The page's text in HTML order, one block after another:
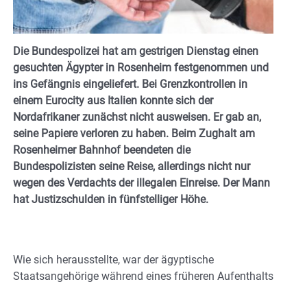
Die Bundespolizei hat am gestrigen Dienstag einen
gesuchten Ägypter in Rosenheim festgenommen und
ins Gefängnis eingeliefert. Bei Grenzkontrollen in
einem Eurocity aus Italien konnte sich der
Nordafrikaner zunächst nicht ausweisen. Er gab an,
seine Papiere verloren zu haben. Beim Zughalt am
Rosenheimer Bahnhof beendeten die
Bundespolizisten seine Reise, allerdings nicht nur
wegen des Verdachts der illegalen Einreise. Der Mann
hat Justizschulden in fünfstelliger Höhe.
Wie sich herausstellte, war der ägyptische
Staatsangehörige während eines früheren Aufenthalts